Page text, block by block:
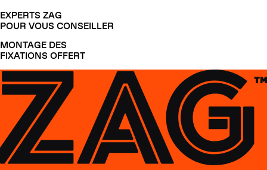
EXPERTS ZAG
POUR VOUS CONSEILLER
MONTAGE DES
FIXATIONS OFFERT